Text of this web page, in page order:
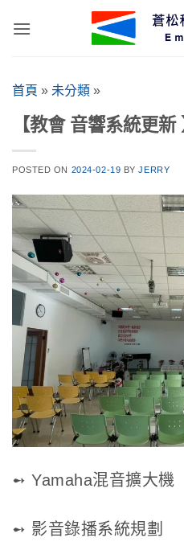
首頁 » 未分類 »
【教會 音響系統更新
POSTED ON 2024-02-19 BYJERRY
➻ Yamaha混音擴大機
➻ 影音錄播系統規劃